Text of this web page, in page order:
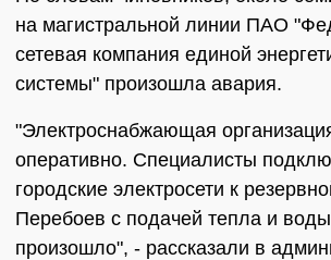
на магистральной линии ПАО
сетевая компания единой
системы" произошла авария.
"Электроснабжающая
оперативно. Специалисты
городские электросети к
Перебоев с подачей тепла и
произошло", - рассказали в